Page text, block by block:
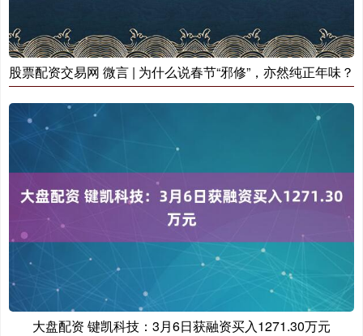
期指IC0 7838.60 -16.60 -0.21%
股票配资交易网 微言 | 为什么说春节“邪修”，亦然纯正年味？
大盘配资 键凯科技：3月6日获融资买入1271.30万元